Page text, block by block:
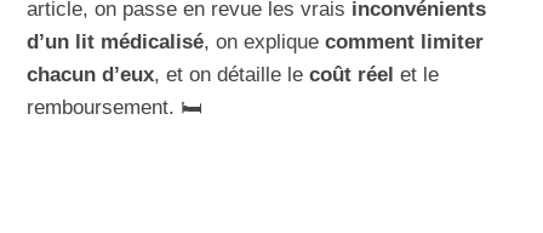
article, on passe en revue les vrais inconvénients
d’un lit médicalisé, on expliquecomment limiter
chacun d’eux, et on détaille lecoût réel et le
remboursement. 🛏️